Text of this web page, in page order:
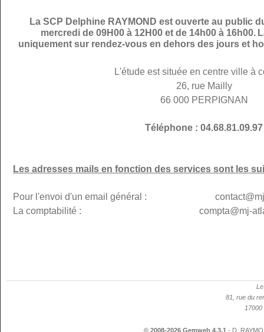
La SCP Delphine RAYMOND est ouverte au public
mercredi de 09H00 à 12H00 et de 14h00 à 16h00.
uniquement sur rendez-vous en dehors des jours et
L'étude est située en centre ville à
26, rue Mailly
66 000 PERPIGNAN
Téléphone : 04.68.81.09.97
Les adresses mails en fonction des services sont les
Pour l'envoi d'un email général : contact@mj-
La comptabilité : compta@mj-
81, rue du
17000
© 2008-2026 Gemweb 4.3.1 - D.